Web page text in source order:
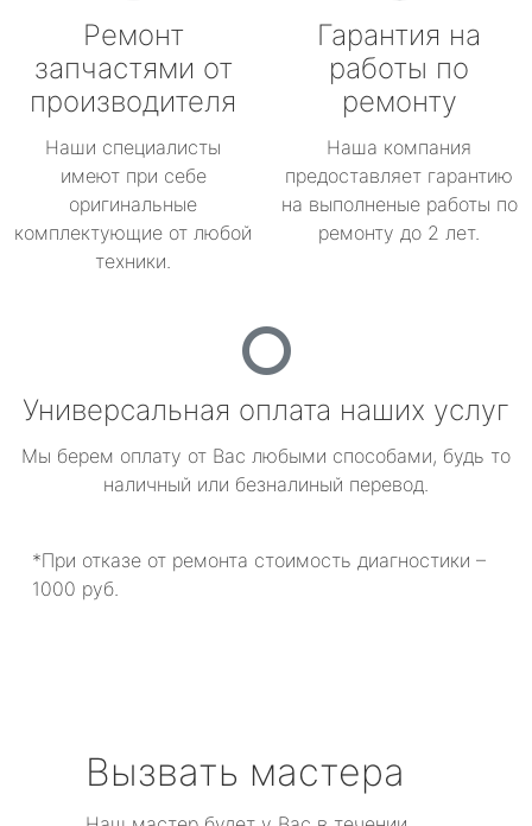
Ремонт
запчастями от
производителя
Наши специалисты
имеют при себе
оригинальные
комплектующие от любой
техники.
Гарантия на
работы по
ремонту
Наша компания
предоставляет гарантию
на выполненые работы по
ремонту до 2 лет.
Универсальная оплата наших услуг
Мы берем оплату от Вас любыми способами, будь то
наличный или безналиный перевод.
*При отказе от ремонта стоимость диагностики –
1000 руб.
Вызвать мастера